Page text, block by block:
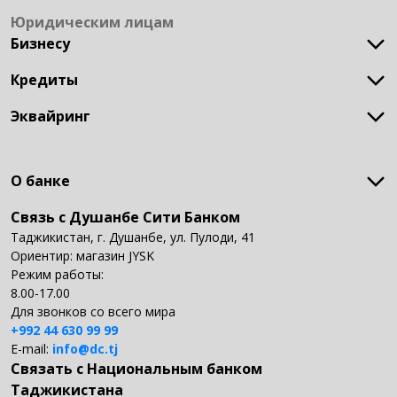
ЦБО
Филиалы
Банкоматы
Юридическим лицам
Бизнесу
Открытие и обслуживание счёта
Кредиты
Кредит для развития бизнеса
Эквайринг
О банке
О банке
Наша история
Наши ценности
Наши достижения
Наши продукты и услуги
Документы
Отчеты
Страхование депозитов
Руководство банка
Вакансии
Связь с Душанбе Сити Банком
Таджикистан, г. Душанбе, ул. Пулоди, 41
Ориентир: магазин JYSK
Режим работы:
8.00-17.00
Для звонков со всего мира
+992 44 630 99 99
E-mail: info@dc.tj
Связать с Национальным банком
Таджикистана